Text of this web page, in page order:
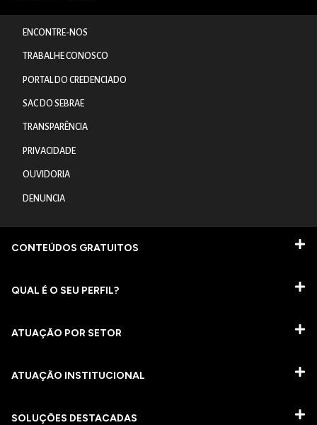
ENCONTRE-NOS
TRABALHE CONOSCO
PORTAL DO CREDENCIADO
SAC DO SEBRAE
TRANSPARÊNCIA
PRIVACIDADE
OUVIDORIA
DENUNCIA
CONTEÚDOS GRATUITOS
QUAL É O SEU PERFIL?
ATUAÇÃO POR SETOR
ATUAÇÃO INSTITUCIONAL
SOLUÇÕES DESTACADAS